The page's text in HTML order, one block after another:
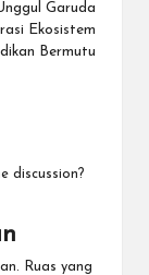
Garuda
Ekosistem
Bermutu
discussion?
Ruas yang